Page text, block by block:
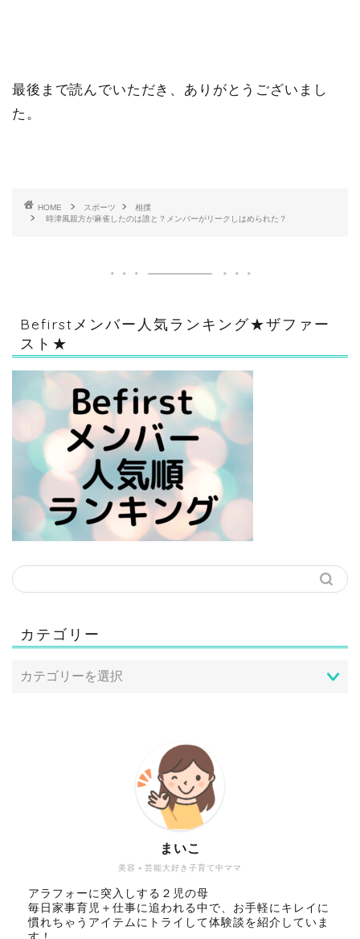
最後まで読んでいただき、ありがとうございまし
た。
HOME スポーツ
相撲
時津風親方が麻雀したのは誰と？メンバーがリークしはめられた？
Befirstメンバー人気ランキング★ザファー
スト★
カテゴリー
美容＋芸能大好き子育て中ママ
まいこ
アラフォーに突入しする２児の母
毎日家事育児＋仕事に追われる中で、お手軽にキレイに
慣れちゃうアイテムにトライして体験談を紹介していま